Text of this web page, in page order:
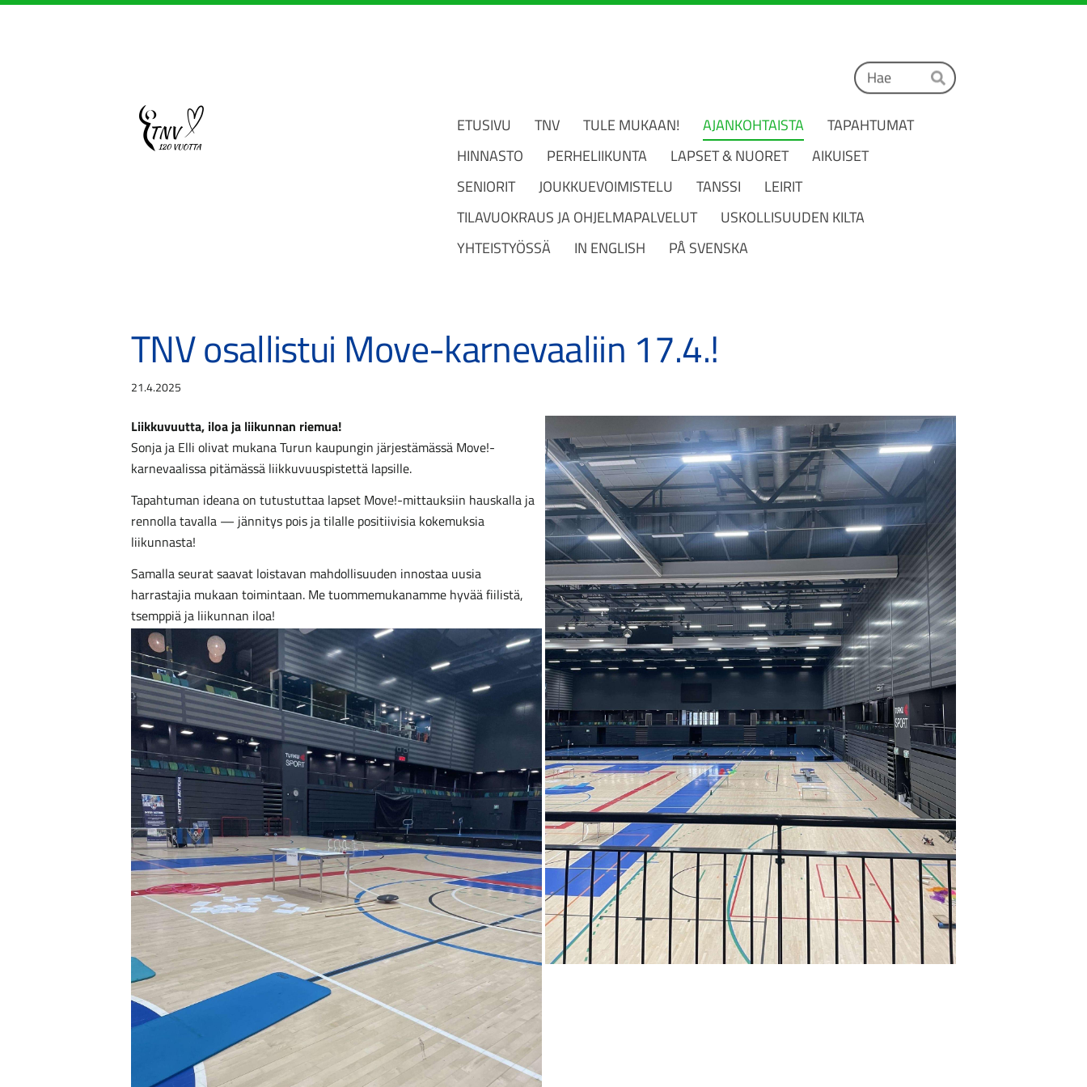
Haku
Hae
Sivuston etusivulle
ETUSIVU TNV TULE MUKAAN! AJANKOHTAISTA
TAPAHTUMAT
HINNASTO
PERHELIIKUNTA LAPSET & NUORET
AIKUISET
SENIORIT
JOUKKUEVOIMISTELU TANSSI
LEIRIT
TILAVUOKRAUS JA OHJELMAPALVELUT
USKOLLISUUDEN KILTA
YHTEISTYÖSSÄ
IN ENGLISH PÅ SVENSKA
TNV osallistui Move-karnevaaliin 17.4.!
21.4.2025
Liikkuvuutta, iloa ja liikunnan riemua!
Sonja ja Elli olivat mukana Turun kaupungin järjestämässä Move!-
karnevaalissa pitämässä liikkuvuuspistettä lapsille.
Tapahtuman ideana on tutustuttaa lapset Move!-mittauksiin hauskalla ja
rennolla tavalla — jännitys pois ja tilalle positiivisia kokemuksia
liikunnasta!
Samalla seurat saavat loistavan mahdollisuuden innostaa uusia
harrastajia mukaan toimintaan. Me tuommemukanamme hyvää fiilistä,
tsemppiä ja liikunnan iloa!